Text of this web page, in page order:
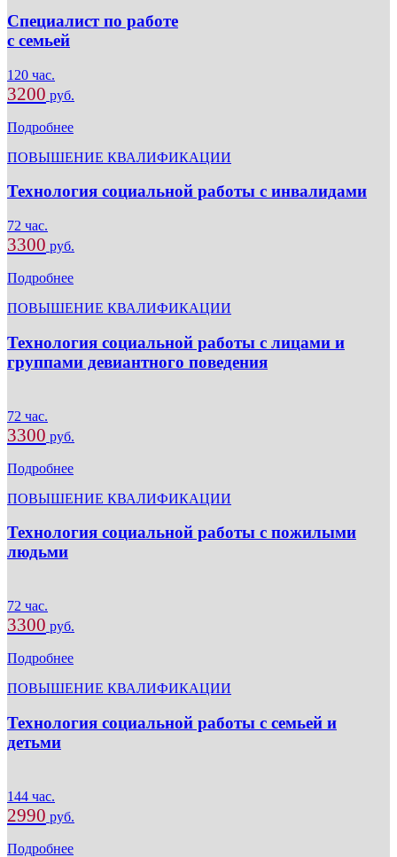
Специалист по работе
с семьей
120 час.
3200 руб.
Подробнее
ПОВЫШЕНИЕ КВАЛИФИКАЦИИ
Технология социальной работы с инвалидами
72 час.
3300 руб.
Подробнее
ПОВЫШЕНИЕ КВАЛИФИКАЦИИ
Технология социальной работы с лицами и
группами девиантного поведения
72 час.
3300 руб.
Подробнее
ПОВЫШЕНИЕ КВАЛИФИКАЦИИ
Технология социальной работы с пожилыми
людьми
72 час.
3300 руб.
Подробнее
ПОВЫШЕНИЕ КВАЛИФИКАЦИИ
Технология социальной работы с семьей и
детьми
144 час.
2990 руб.
Подробнее